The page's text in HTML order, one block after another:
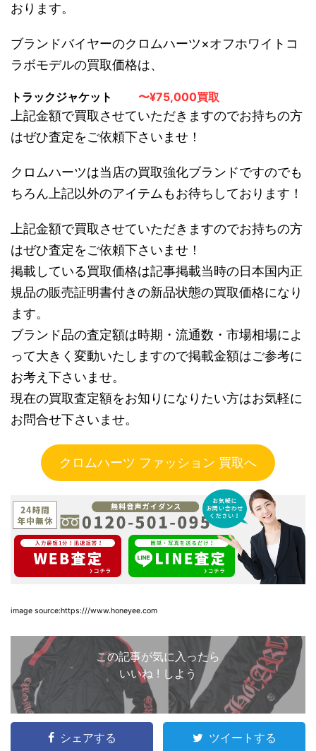
おります。
ブランドバイヤーのクロムハーツ×オフホワイトコ
ラボモデルの買取価格は、
トラックジャケット 〜¥75,000買取
上記金額で買取させていただきますのでお持ちの方
はぜひ査定をご依頼下さいませ！
クロムハーツは当店の買取強化ブランドですのでも
ちろん上記以外のアイテムもお待ちしております！
上記金額で買取させていただきますのでお持ちの方
はぜひ査定をご依頼下さいませ！
掲載している買取価格は記事掲載当時の日本国内正
規品の販売証明書付きの新品状態の買取価格になり
ます。
ブランド品の査定額は時期・流通数・市場相場によ
って大きく変動いたしますので掲載金額はご参考に
お考え下さいませ。
現在の買取査定額をお知りになりたい方はお気軽に
お問合せ下さいませ。
クロムハーツ ファッション 買取へ
image source:https:///www.honeyee.com
この記事が気に入ったら
いいね ! しよう
シェアする ツイートする